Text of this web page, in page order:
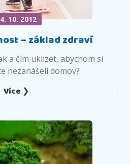
10. 2012
– základ zdraví
a čím uklízet, abychom si
nezanášeli domov?
Více ❯